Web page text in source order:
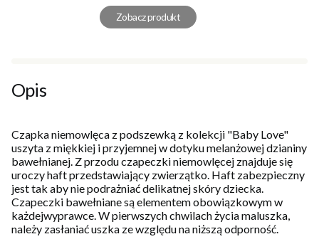
Zobacz produkt
Opis
Czapka niemowlęca z podszewką z kolekcji "Baby Love"
uszyta z miękkiej i przyjemnej w dotyku melanżowej dzianiny
bawełnianej. Z przodu czapeczki niemowlęcej znajduje się
uroczy haft przedstawiający zwierzątko. Haft zabezpieczny
jest tak aby nie podrażniać delikatnej skóry dziecka.
Czapeczki bawełniane są elementem obowiązkowym w
każdejwyprawce. W pierwszych chwilach życia maluszka,
należy zasłaniać uszka ze względu na niższą odporność.